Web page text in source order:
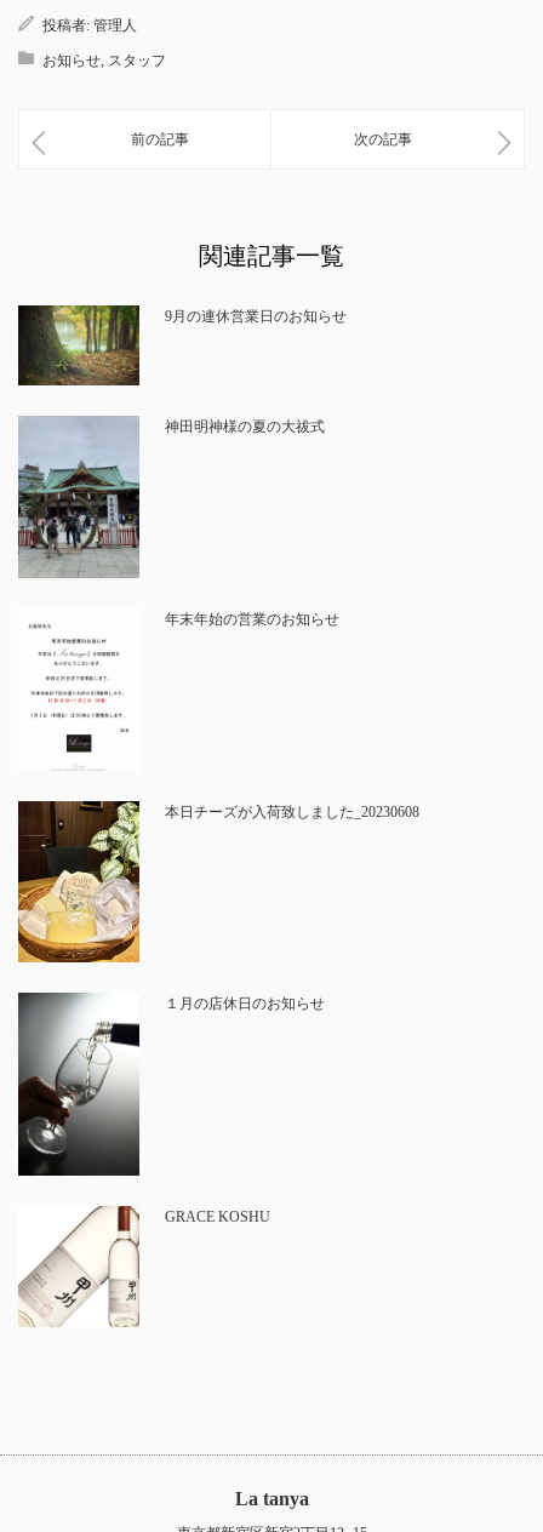
投稿者: 管理人
お知らせ スタッフ
前の記事 次の記事
関連記事一覧
9月の連休営業日のお知らせ
神田明神様の夏の大祓式
年末年始の営業のお知らせ
本日チーズが入荷致しました_20230608
１月の店休日のお知らせ
GRACE KOSHU
La tanya